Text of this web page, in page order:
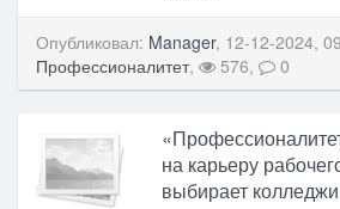
Опубликовал: Manager, 12-12-2024,
Профессионалитет, 576, 0
на карьеру
выбирает колледжи